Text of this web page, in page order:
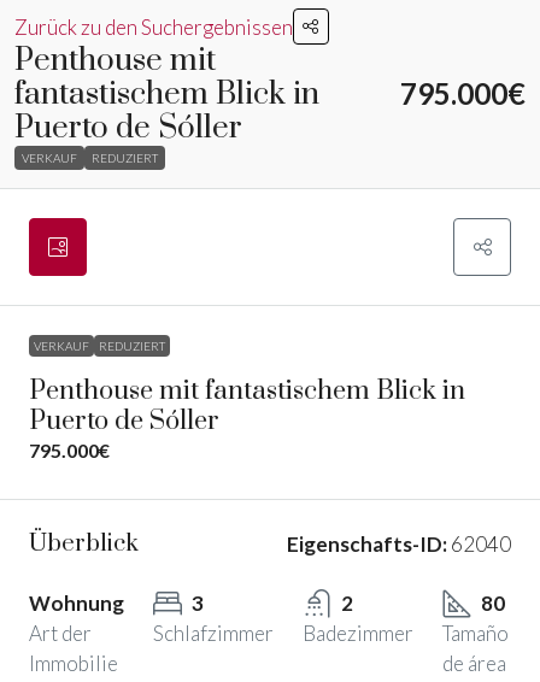
Zurück zu den Suchergebnissen
Penthouse mit
fantastischem Blick in
Puerto de Sóller
795.000€
VERKAUF REDUZIERT
VERKAUF REDUZIERT
Penthouse mit fantastischem Blick in
Puerto de Sóller
795.000€
Überblick Eigenschafts-ID:62040
Wohnung
Art der
Immobilie
3
Schlafzimmer
2
Badezimmer
80
Tamaño
de área